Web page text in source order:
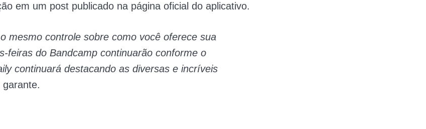
em um post publicado na página oficial do aplicativo.
mesmo controle sobre como você oferece sua
feiras do Bandcamp continuarão conforme o
continuará destacando as diversas e incríveis
garante.